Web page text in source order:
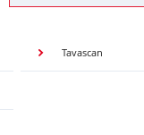
Tavascan